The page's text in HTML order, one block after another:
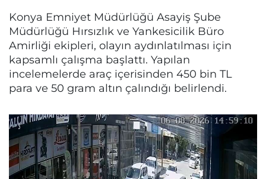
Konya Emniyet Müdürlüğü Asayiş Şube
Müdürlüğü Hırsızlık ve Yankesicilik Büro
Amirliği ekipleri, olayın aydınlatılması için
kapsamlı çalışma başlattı. Yapılan
incelemelerde araç içerisinden 450 bin TL
para ve 50 gram altın çalındığı belirlendi.